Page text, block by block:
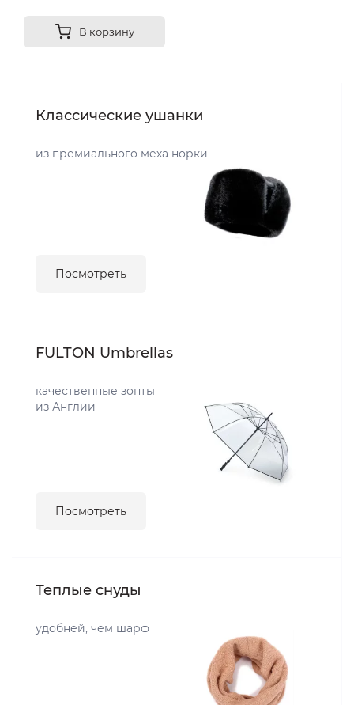
В корзину
Классические ушанки
из премиального меха норки
Посмотреть
FULTON Umbrellas
качественные зонты
из Англии
Посмотреть
Теплые снуды
удобней, чем шарф